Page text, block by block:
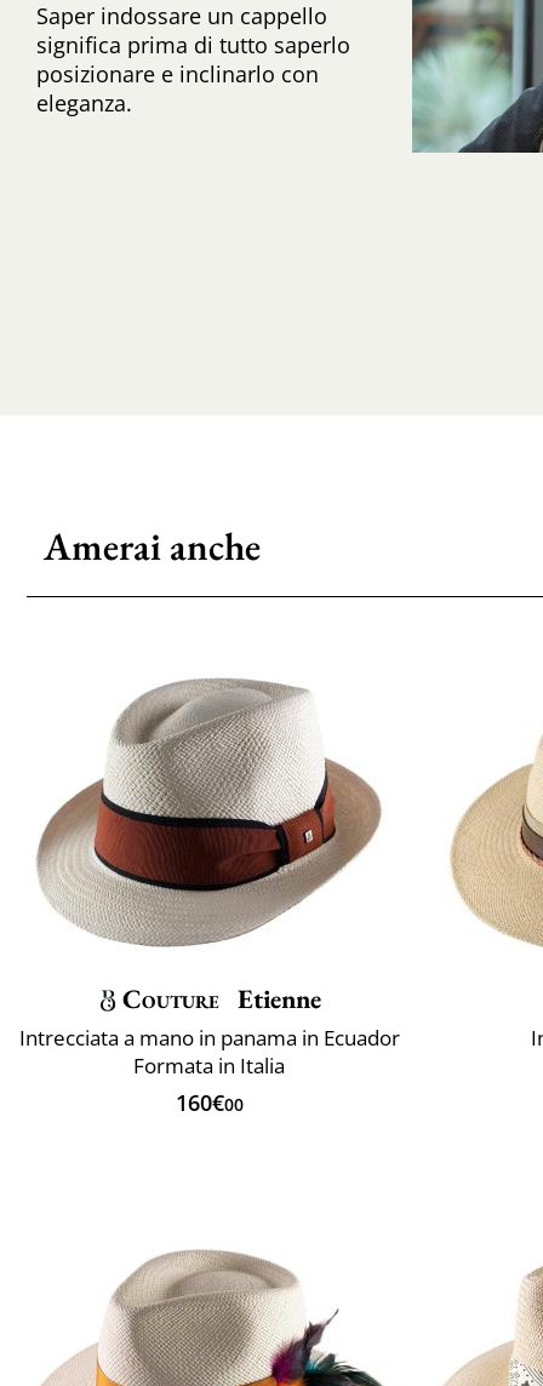
Saper indossare un cappello
significa prima di tutto saperlo
posizionare e inclinarlo con
eleganza.
Amerai anche
Couture Etienne
Intrecciata a mano in panama in Ecuador
Formata in Italia
160€00